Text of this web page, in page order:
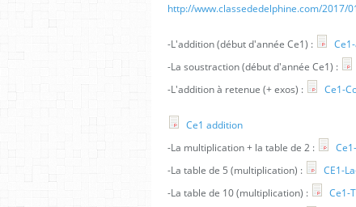
http://www.classededelphine.com/2017/
-L'addition (début d'année Ce1) :
-La soustraction (début d'année Ce1) :
-L'addition à retenue (+ exos) :
Ce1-
Ce1 addition
-La multiplication + la table de 2 :
-La table de 5 (multiplication) :
CE1-
-La table de 10 (multiplication) :
Ce1-